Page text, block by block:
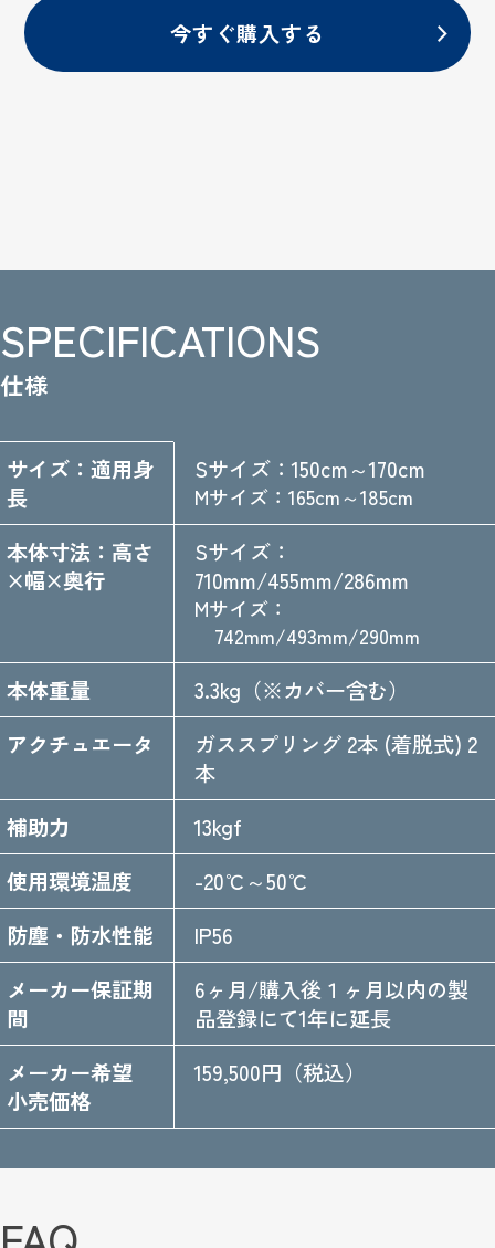
今すぐ購入する
SPECIFICATIONS
仕様
製品の主要仕様一覧
サイズ：適用身
長
Sサイズ：150cm～170cm
Mサイズ：165cm～185cm
本体寸法：高さ
×幅×奥行
Sサイズ：
710mm/455mm/286mm
Mサイズ：
742mm/493mm/290mm
本体重量
3.3kg（※カバー含む）
アクチュエータ
ガススプリング 2本 (着脱式) 2
本
補助力
13kgf
使用環境温度
-20℃～50℃
防塵・防水性能
IP56
メーカー保証期
間
6ヶ月/購入後１ヶ月以内の製
品登録にて1年に延長
メーカー希望
小売価格
159,500円（税込）